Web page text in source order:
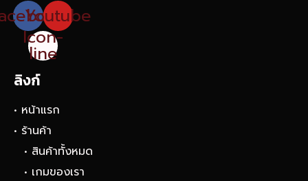
Youtube
Icon-
line
ลิงก์
• หน้าแรก
• ร้านค้า
• สินค้าทั้งหมด
• เกมของเรา